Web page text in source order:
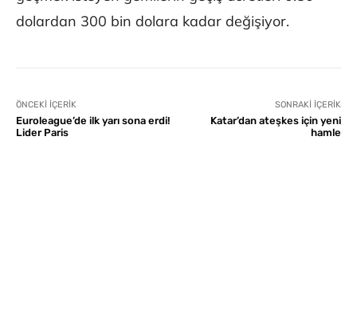
dolardan 300 bin dolara kadar değişiyor.
ÖNCEKI İÇERIK
Euroleague’de ilk yarı sona erdi!
Lider Paris
SONRAKI İÇERIK
Katar’dan ateşkes için yeni
hamle